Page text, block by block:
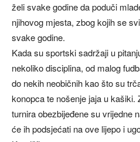
želi svake godine da poduči
njihovog mjesta, zbog kojih se
svake godine.
Kada su sportski sadržaji u
nekoliko disciplina, od malog
do nekih neobičnih kao što su
konopca te nošenje jaja u kašiki.
turnira obezbijeđene su vrijedne
će ih podsjećati na ove lijepo i